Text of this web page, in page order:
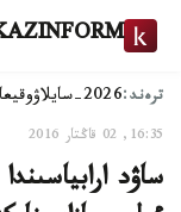
ترەند:2026-سايلاۋ
16:35, 02 قاڭتار 2016